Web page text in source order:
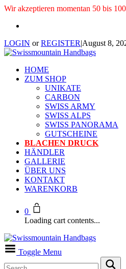
Wir akzeptieren momentan 50 bis
LOGIN orREGISTER|August 8,
HOME
ZUM SHOP
UNIKATE
CARBON
SWISS ARMY
SWISS ALPS
SWISS PANORAMA
GUTSCHEINE
BLACHEN DRUCK
HÄNDLER
GALLERIE
ÜBER UNS
KONTAKT
WARENKORB
0
Loading cart contents...
Toggle Menu